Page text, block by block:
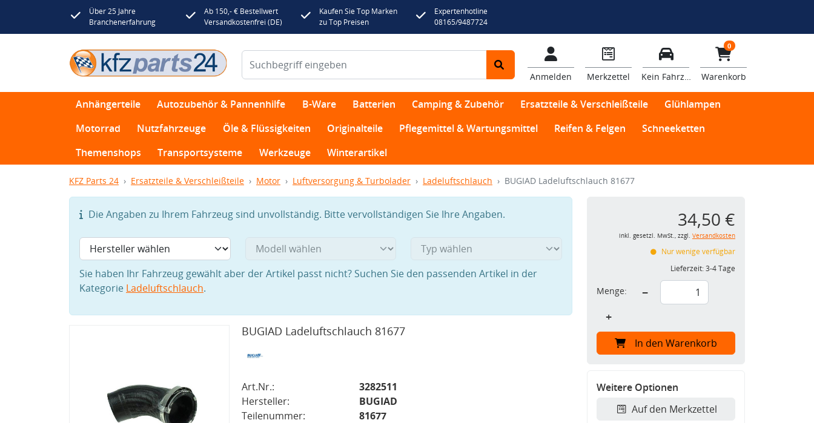
Über 25 Jahre
Branchenerfahrung
Ab 150,- € Bestellwert
Versandkostenfrei (DE)
Kaufen Sie Top Marken
zu Top Preisen
Expertenhotline
08165/9487724
Anmelden Merkzettel Kein Fahrzeug
0
Warenkorb
Anhängerteile Autozubehör & Pannenhilfe B-Ware Batterien Camping & Zubehör Ersatzteile & Verschleißteile
Glühlampen
Motorrad
Nutzfahrzeuge Öle & Flüssigkeiten Originalteile Pflegemittel & Wartungsmittel Reifen & Felgen
Schneeketten
Themenshops
Transportsysteme Werkzeuge Winterartikel
KFZ Parts 24 Ersatzteile & Verschleißteile Motor Luftversorgung & Turbolader Ladeluftschlauch BUGIAD Ladeluftschlauch 81677
Die Angaben zu Ihrem Fahrzeug sind unvollständig. Bitte vervollständigen Sie Ihre Angaben.
Sie haben Ihr Fahrzeug gewählt aber der Artikel passt nicht? Suchen Sie den passenden Artikel in der
Kategorie Ladeluftschlauch.
BUGIAD Ladeluftschlauch 81677
Art.Nr.:
3282511
Hersteller:
BUGIAD
Teilenummer:
81677
34,50 €
inkl. gesetzl. MwSt., zzgl. Versandkosten
Nur wenige verfügbar
Lieferzeit:3-4 Tage
Menge:
−
+
In den Warenkorb
Weitere Optionen
Auf den Merkzettel